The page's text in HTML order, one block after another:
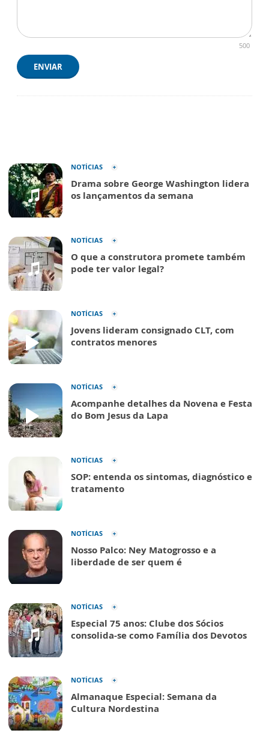
500
ENVIAR
NOTÍCIAS
Drama sobre George Washington lidera
os lançamentos da semana
NOTÍCIAS
O que a construtora promete também
pode ter valor legal?
NOTÍCIAS
Jovens lideram consignado CLT, com
contratos menores
NOTÍCIAS
Acompanhe detalhes da Novena e Festa
do Bom Jesus da Lapa
NOTÍCIAS
SOP: entenda os sintomas, diagnóstico e
tratamento
NOTÍCIAS
Nosso Palco: Ney Matogrosso e a
liberdade de ser quem é
NOTÍCIAS
Especial 75 anos: Clube dos Sócios
consolida-se como Família dos Devotos
NOTÍCIAS
Almanaque Especial: Semana da
Cultura Nordestina